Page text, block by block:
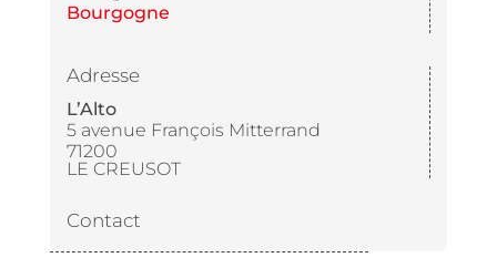
Bourgogne
Adresse
L’Alto
5 avenue François Mitterrand
71200
LE CREUSOT
Contact